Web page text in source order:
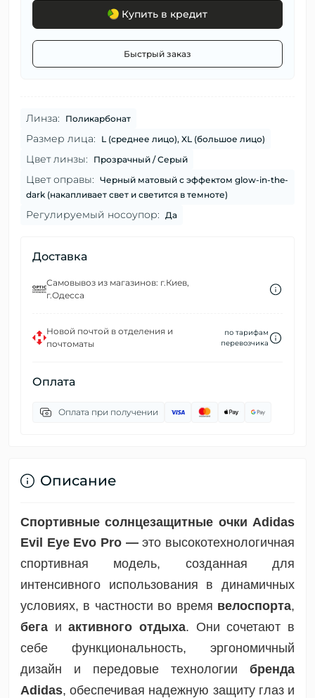
Купить в кредит
Быстрый заказ
Линза: Поликарбонат
Размер лица: L (среднее лицо), XL (большое лицо)
Цвет линзы: Прозрачный / Серый
Цвет оправы: Черный матовый с эффектом glow-in-the-
dark (накапливает свет и светится в темноте)
Регулируемый носоупор: Да
Доставка
Самовывоз из магазинов: г.Киев,
г.Одесса
Новой почтой в отделения и
почтоматы
по тарифам
перевозчика
Оплата
Оплата при получении
Описание
Спортивные солнцезащитные очки Adidas
Evil Eye Evo Pro —это высокотехнологичная
спортивная модель, созданная для
интенсивного использования в динамичных
условиях, в частности во время велоспорта,
бега иактивного отдыха. Они сочетают в
себе функциональность, эргономичный
дизайн и передовые технологии бренда
Adidas, обеспечивая надежную защиту глаз и